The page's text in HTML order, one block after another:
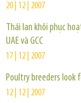
20 | 12 | 2007
Thái lan khôi phục
UAE và GCC
17 | 12 | 2007
Poultry breeders look
12 | 12 | 2007